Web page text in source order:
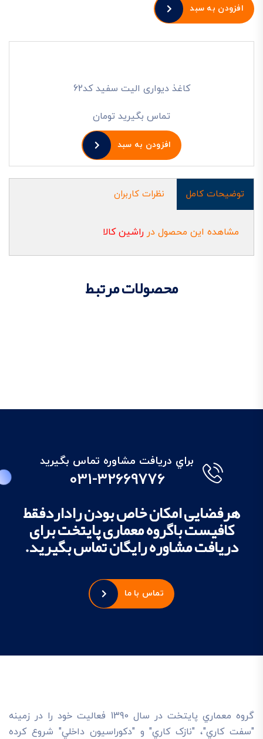
افزودن به سبد
کاغذ دیواری الیت سفید کد62
تماس بگیرید تومان
افزودن به سبد
توضیحات کامل نظرات کاربران
مشاهده این محصول در راشین کالا
محصولات مرتبط
براي دريافت مشاوره تماس بگيريد
031-32669776
هرفضایی امکان خاص بودن راداردفقط
کافیست باگروه معماری پایتخت برای
دریافت مشاوره رایگان تماس بگیرید.
تماس با ما
گروه معماري پايتخت در سال 1390 فعاليت خود را در زمينه
"سفت کاري"، "نازک کاري" و "دکوراسيون داخلي" شروع کرده